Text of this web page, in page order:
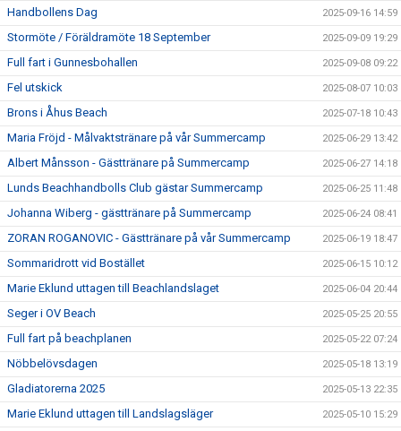
Handbollens Dag 2025-09-16 14:59
Stormöte / Föräldramöte 18 September 2025-09-09 19:29
Full fart i Gunnesbohallen 2025-09-08 09:22
Fel utskick 2025-08-07 10:03
Brons i Åhus Beach 2025-07-18 10:43
Maria Fröjd - Målvaktstränare på vår Summercamp 2025-06-29 13:42
Albert Månsson - Gästtränare på Summercamp 2025-06-27 14:18
Lunds Beachhandbolls Club gästar Summercamp 2025-06-25 11:48
Johanna Wiberg - gästtränare på Summercamp 2025-06-24 08:41
ZORAN ROGANOVIC - Gästtränare på vår Summercamp 2025-06-19 18:47
Sommaridrott vid Bostället 2025-06-15 10:12
Marie Eklund uttagen till Beachlandslaget 2025-06-04 20:44
Seger i OV Beach 2025-05-25 20:55
Full fart på beachplanen 2025-05-22 07:24
Nöbbelövsdagen 2025-05-18 13:19
Gladiatorerna 2025 2025-05-13 22:35
Marie Eklund uttagen till Landslagsläger 2025-05-10 15:29